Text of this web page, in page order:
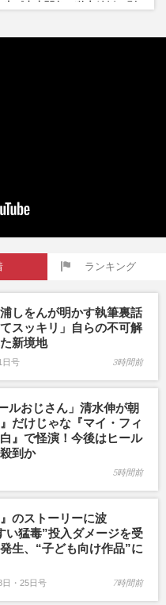
ランキング
しをんが明かす執筆裏話
てスッキリ」自らの不可解
新境地
日号 3時間前
ルおじさん」清水伸が朝
だけじゃな『マイ・フィ
』で怪演！今後はヒール
到か
5時間前
のストーリーに波
い猛毒”投入ダメージを受
生、“子ども向け作品”に
日・25日号 7時間前